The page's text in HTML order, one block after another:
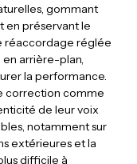
gommant
préservant le
réaccordage réglée
arrière-plan,
la performance.
correction comme
de leur voix
notamment sur
extérieures et la
difficile à